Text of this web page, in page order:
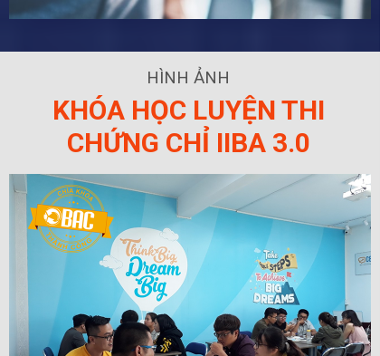
HÌNH ẢNH
KHÓA HỌC LUYỆN THI
CHỨNG CHỈ IIBA 3.0